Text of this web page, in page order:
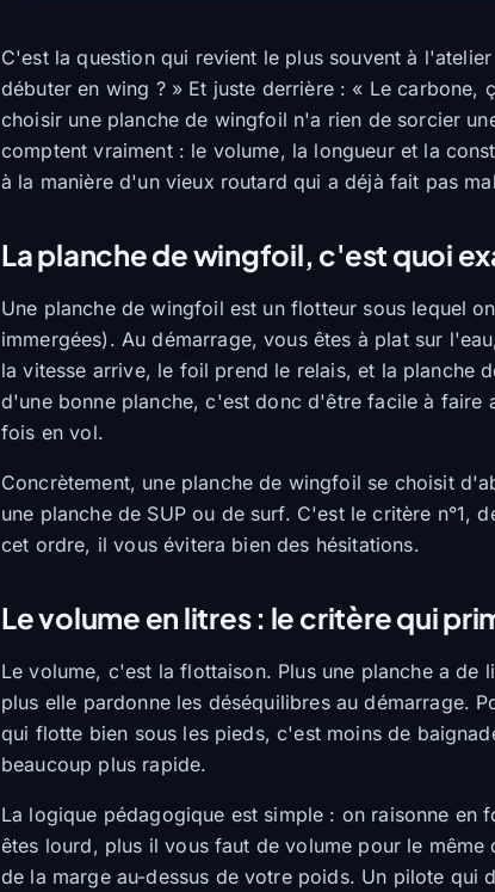
C'est la question qui revient le plus souvent à
débuter en wing ? » Et juste derrière : « Le carbone,
choisir une planche de wingfoil n'a rien de sorcier
comptent vraiment : le volume, la longueur et la
à la manière d'un vieux routard qui a déjà fait pas
La planche de wingfoil, c'est quoi
Une planche de wingfoil est un flotteur sous lequel
immergées). Au démarrage, vous êtes à plat sur
la vitesse arrive, le foil prend le relais, et la planche
d'une bonne planche, c'est donc d'être facile à faire
fois en vol.
Concrètement, une planche de wingfoil se choisit
une planche de SUP ou de surf. C'est le critère n°1,
cet ordre, il vous évitera bien des hésitations.
Le volume en litres : le critère qui
Le volume, c'est la flottaison. Plus une planche a
plus elle pardonne les déséquilibres au démarrage.
qui flotte bien sous les pieds, c'est moins de
beaucoup plus rapide.
La logique pédagogique est simple : on raisonne
êtes lourd, plus il vous faut de volume pour le
de la marge au-dessus de votre poids. Un pilote qui